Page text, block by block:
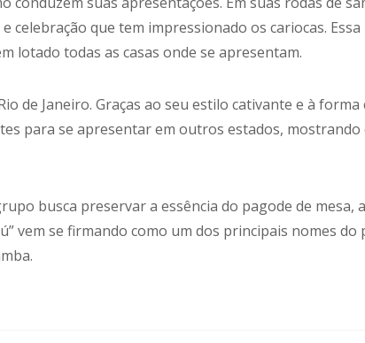
celebração que tem impressionado os cariocas.
lotado todas as casas onde se apresentam.
de Janeiro. Graças ao seu estilo cativante e à
para se apresentar em outros estados,
busca preservar a essência do pagode de mesa,
vem se firmando como um dos principais nomes